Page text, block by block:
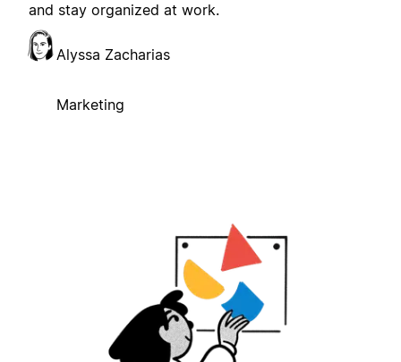
and stay organized at work.
Alyssa Zacharias
Marketing